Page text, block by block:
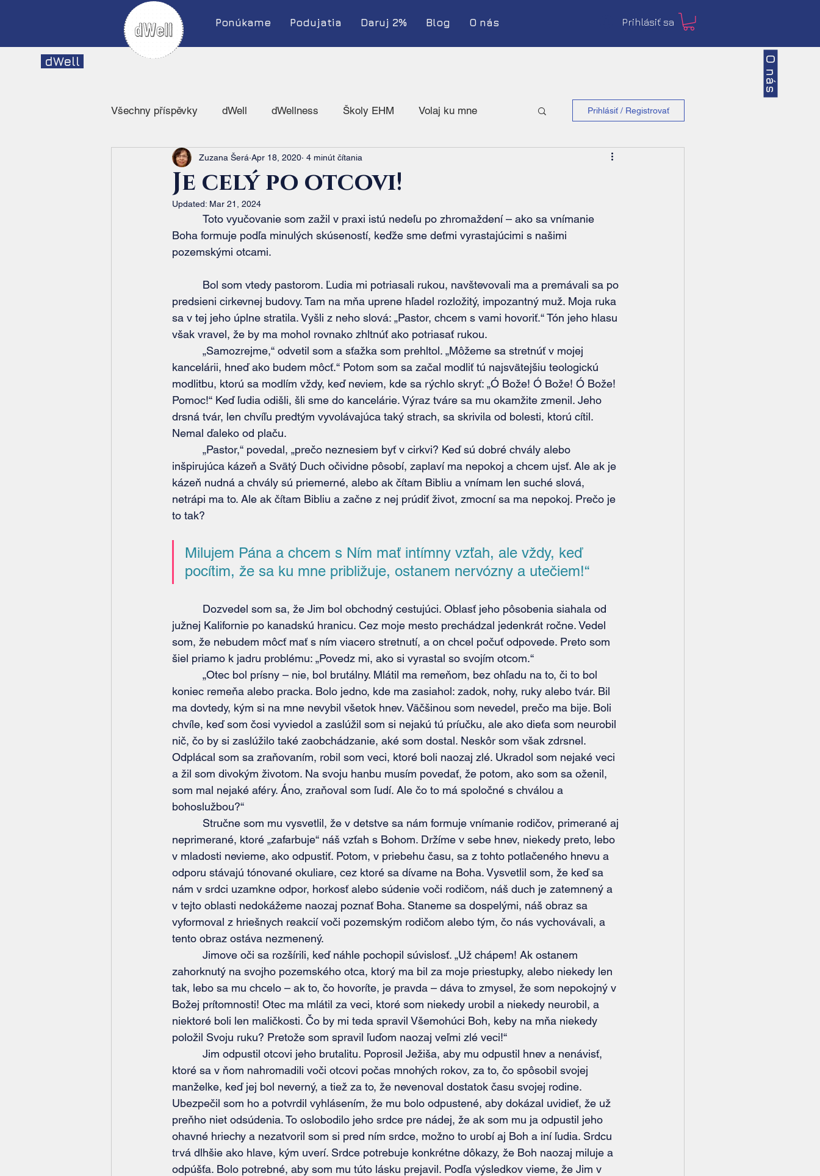
dWell O nás
Ponúkame Podujatia Daruj 2% Blog O nás Prihlásiť sa
Všechny příspěvky dWell dWellness Školy EHM Volaj ku mne
Intimita s Bohom
Prihlásiť / Registrovať
Je celý po otcovi!
Zuzana Šerá Apr 18, 2020 4 minút čítania
Updated: Mar 21, 2024
Boha formuje podľa minulých skúseností, keďže sme deťmi vyrastajúcimi s našimi
pozemskými otcami.
          Bol som vtedy pastorom. Ľudia mi potriasali rukou, navštevovali ma a premávali sa po
predsieni cirkevnej budovy. Tam na mňa uprene hľadel rozložitý, impozantný muž. Moja ruka
sa v tej jeho úplne stratila. Vyšli z neho slová: „Pastor, chcem s vami hovoriť.“ Tón jeho hlasu
však vravel, že by ma mohol rovnako zhltnúť ako potriasať rukou.
kancelárii, hneď ako budem môcť.“ Potom som sa začal modliť tú najsvätejšiu teologickú
modlitbu, ktorú sa modlím vždy, keď neviem, kde sa rýchlo skryť: „Ó Bože! Ó Bože! Ó Bože!
Pomoc!“ Keď ľudia odišli, šli sme do kancelárie. Výraz tváre sa mu okamžite zmenil. Jeho
drsná tvár, len chvíľu predtým vyvolávajúca taký strach, sa skrivila od bolesti, ktorú cítil.
Nemal ďaleko od plaču.
inšpirujúca kázeň a Svätý Duch očividne pôsobí, zaplaví ma nepokoj a chcem ujsť. Ale ak je
kázeň nudná a chvály sú priemerné, alebo ak čítam Bibliu a vnímam len suché slová,
netrápi ma to. Ale ak čítam Bibliu a začne z nej prúdiť život, zmocní sa ma nepokoj. Prečo je
to tak?
Milujem Pána a chcem s Ním mať intímny vzťah, ale vždy, keď
pocítim, že sa ku mne približuje, ostanem nervózny a utečiem!“
južnej Kalifornie po kanadskú hranicu. Cez moje mesto prechádzal jedenkrát ročne. Vedel
som, že nebudem môcť mať s ním viacero stretnutí, a on chcel počuť odpovede. Preto som
šiel priamo k jadru problému: „Povedz mi, ako si vyrastal so svojím otcom.“
koniec remeňa alebo pracka. Bolo jedno, kde ma zasiahol: zadok, nohy, ruky alebo tvár. Bil
ma dovtedy, kým si na mne nevybil všetok hnev. Väčšinou som nevedel, prečo ma bije. Boli
chvíle, keď som čosi vyviedol a zaslúžil som si nejakú tú príučku, ale ako dieťa som neurobil
nič, čo by si zaslúžilo také zaobchádzanie, aké som dostal. Neskôr som však zdrsnel.
Odplácal som sa zraňovaním, robil som veci, ktoré boli naozaj zlé. Ukradol som nejaké veci
a žil som divokým životom. Na svoju hanbu musím povedať, že potom, ako som sa oženil,
som mal nejaké aféry. Áno, zraňoval som ľudí. Ale čo to má spoločné s chválou a
bohoslužbou?“
          Stručne som mu vysvetlil, že v detstve sa nám formuje vnímanie rodičov, primerané aj
neprimerané, ktoré „zafarbuje“ náš vzťah s Bohom. Držíme v sebe hnev, niekedy preto, lebo
v mladosti nevieme, ako odpustiť. Potom, v priebehu času, sa z tohto potlačeného hnevu a
odporu stávajú tónované okuliare, cez ktoré sa dívame na Boha. Vysvetlil som, že keď sa
nám v srdci uzamkne odpor, horkosť alebo súdenie voči rodičom, náš duch je zatemnený a
v tejto oblasti nedokážeme naozaj poznať Boha. Staneme sa dospelými, náš obraz sa
vyformoval z hriešnych reakcií voči pozemským rodičom alebo tým, čo nás vychovávali, a
tento obraz ostáva nezmenený.
zahorknutý na svojho pozemského otca, ktorý ma bil za moje priestupky, alebo niekedy len
tak, lebo sa mu chcelo – ak to, čo hovoríte, je pravda – dáva to zmysel, že som nepokojný v
Božej prítomnosti! Otec ma mlátil za veci, ktoré som niekedy urobil a niekedy neurobil, a
niektoré boli len maličkosti. Čo by mi teda spravil Všemohúci Boh, keby na mňa niekedy
položil Svoju ruku? Pretože som spravil ľuďom naozaj veľmi zlé veci!“
ktoré sa v ňom nahromadili voči otcovi počas mnohých rokov, za to, čo spôsobil svojej
manželke, keď jej bol neverný, a tiež za to, že nevenoval dostatok času svojej rodine.
Ubezpečil som ho a potvrdil vyhlásením, že mu bolo odpustené, aby dokázal uvidieť, že už
preňho niet odsúdenia. To oslobodilo jeho srdce pre nádej, že ak som mu ja odpustil jeho
ohavné hriechy a nezatvoril som si pred ním srdce, možno to urobí aj Boh a iní ľudia. Srdcu
trvá dlhšie ako hlave, kým uverí. Srdce potrebuje konkrétne dôkazy, že Boh naozaj miluje a
odpúšťa. Bolo potrebné, aby som mu túto lásku prejavil. Podľa výsledkov vieme, že Jim v